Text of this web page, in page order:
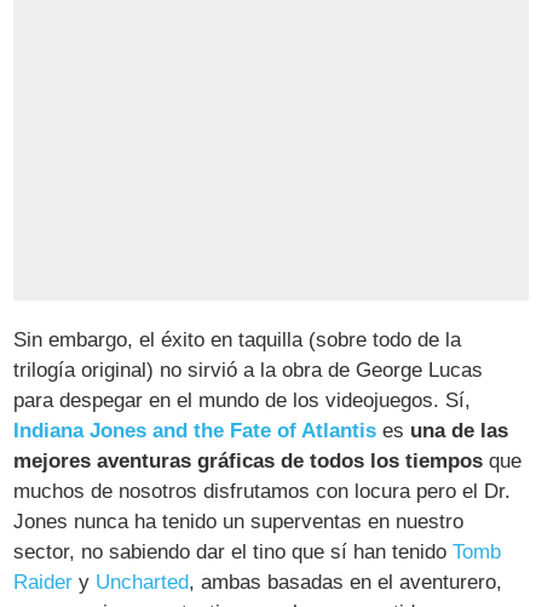
Sin embargo, el éxito en taquilla (sobre todo de la
trilogía original) no sirvió a la obra de George Lucas
para despegar en el mundo de los videojuegos. Sí,
Indiana Jones and the Fate of Atlantis es una de las
mejores aventuras gráficas de todos los tiempos que
muchos de nosotros disfrutamos con locura pero el Dr.
Jones nunca ha tenido un superventas en nuestro
sector, no sabiendo dar el tino que sí han tenidoTomb
Raider y Uncharted, ambas basadas en el aventurero,